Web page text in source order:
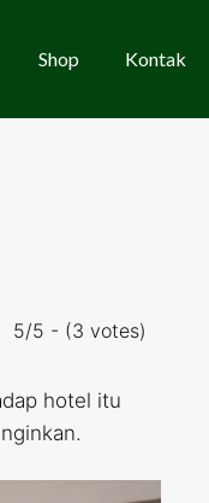
Shop Kontak
5/5 - (3 votes)
hotel itu